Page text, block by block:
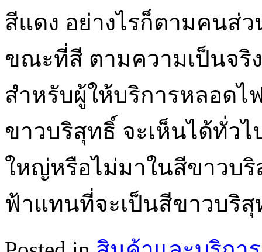
สีแดง อย่างไรก็ตามคนส่
ขณะที่สี ตามความเป็นจริ
สำหรับผู้ให้บริการหลอดไ
ขาวบริสุทธิ์ จะเห็นได้ทั่ว
ใหญ่หรือไม่มาในสีขาวบ
ฟ้าแทนที่จะเป็นสีขาวบริ